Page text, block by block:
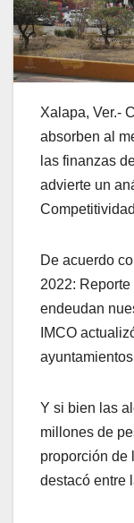
Xalapa, Ver.-
absorben al
las finanzas
advierte un
De acuerdo
2022:
endeudan
IMCO
Y si bien las
millones de
proporción de
destacó entre